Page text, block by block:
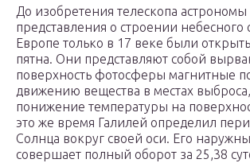
До изобретения телескопа
представления о строении небесного
Европе только в 17 веке были
пятна. Они представляют собой
поверхность фотосферы магнитные
движению вещества в местах
понижение температуры на
это же время Галилей определил
Солнца вокруг своей оси. Его
совершает полный оборот за 25,38